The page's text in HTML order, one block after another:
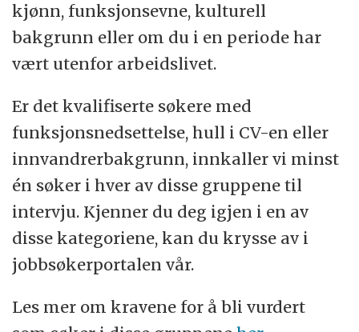
kjønn, funksjonsevne, kulturell
bakgrunn eller om du i en periode har
vært utenfor arbeidslivet.
Er det kvalifiserte søkere med
funksjonsnedsettelse, hull i CV-en eller
innvandrerbakgrunn, innkaller vi minst
én søker i hver av disse gruppene til
intervju. Kjenner du deg igjen i en av
disse kategoriene, kan du krysse av i
jobbsøkerportalen vår.
Les mer om kravene for å bli vurdert